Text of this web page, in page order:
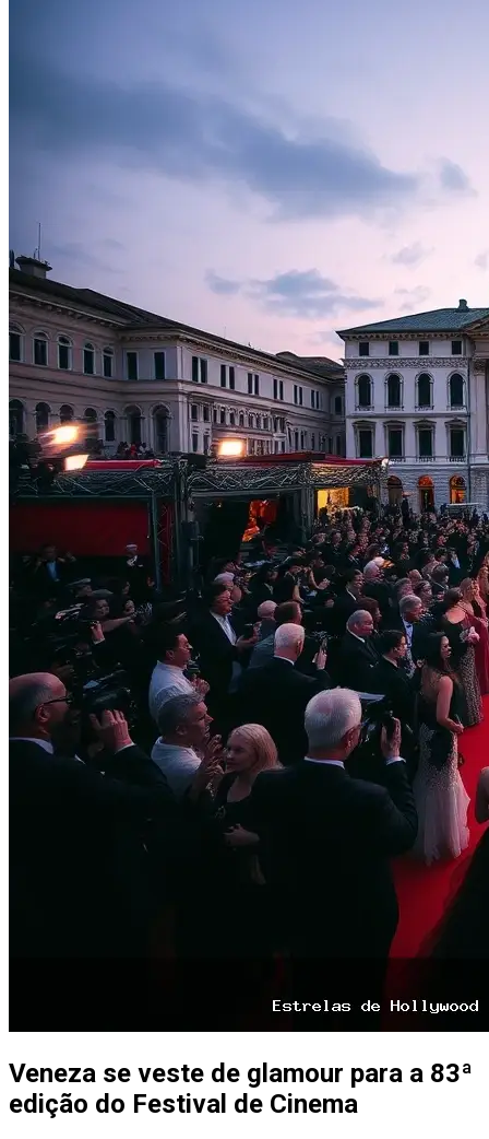
Veneza se veste de glamour para a 83ª
edição do Festival de Cinema